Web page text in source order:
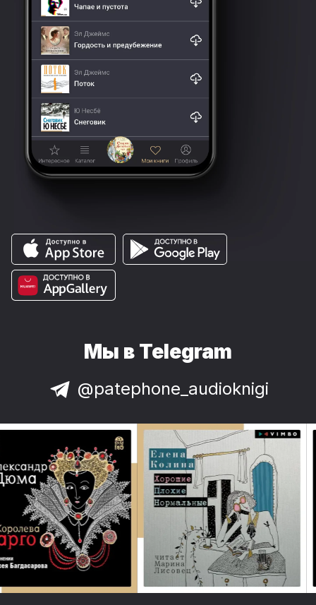
Мы в Telegram
@patephone_audioknigi